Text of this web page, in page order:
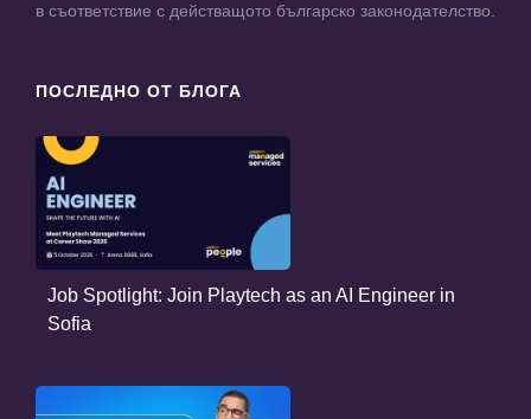
в съответствие с действащото българско законодателство.
ПОСЛЕДНО ОТ БЛОГА
Job Spotlight: Join Playtech as an AI Engineer in
Sofia